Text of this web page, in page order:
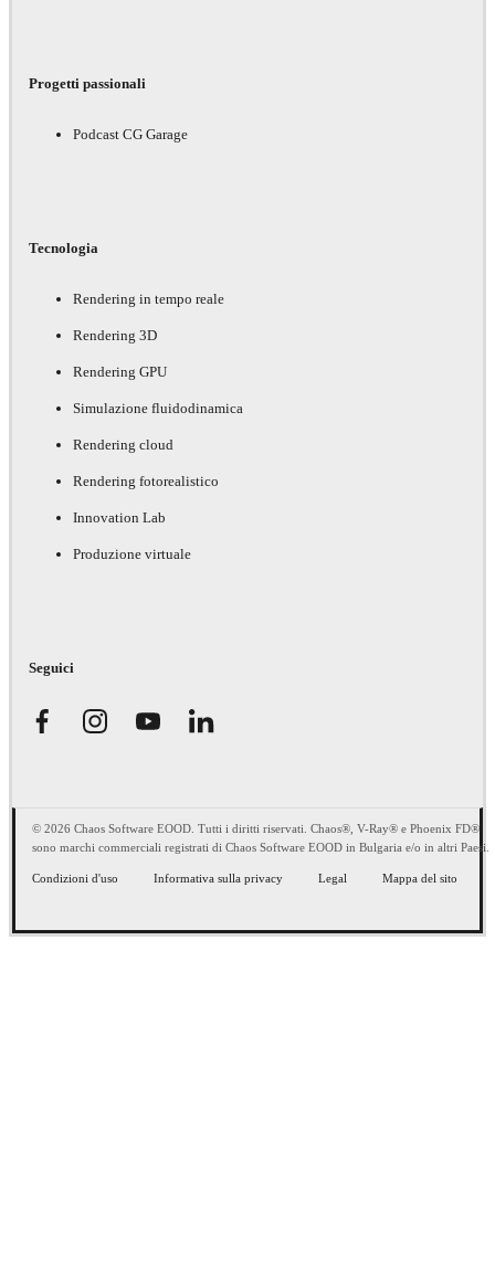
Progetti passionali
Podcast CG Garage
Tecnologia
Rendering in tempo reale
Rendering 3D
Rendering GPU
Simulazione fluidodinamica
Rendering cloud
Rendering fotorealistico
Innovation Lab
Produzione virtuale
Seguici
© 2026 Chaos Software EOOD. Tutti i diritti riservati. Chaos®, V-Ray® e Phoenix FD®
sono marchi commerciali registrati di Chaos Software EOOD in Bulgaria e/o in altri Paesi.
Condizioni d'uso Informativa sulla privacy Legal Mappa del sito